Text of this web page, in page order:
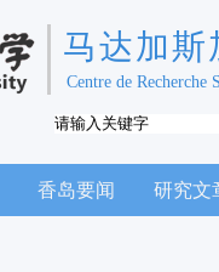
马达加斯
Centre de Recherche
香岛要闻 研究文